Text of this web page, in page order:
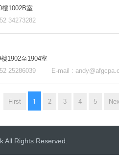
1002B室
34273282
1902至1904室
25286039 E-mail :
First 1 2 3 4 5
All Rights Reserved.